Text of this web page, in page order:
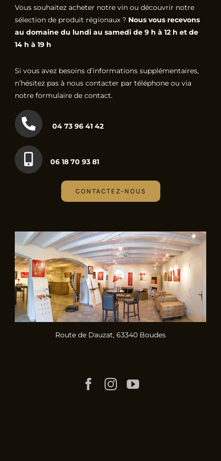
Vous souhaitez acheter notre vin ou découvrir notre
sélection de produit régionaux ? Nous vous recevons
au domaine du lundi au samedi de 9 h à 12 h et de
14 h à 19 h
Si vous avez besoins d’informations supplémentaires,
n’hésitez pas à nous contacter par téléphone ou via
notre formulaire de contact.
04 73 96 41 42
06 18 70 93 81
CONTACTEZ-NOUS
Route de Dauzat, 63340 Boudes